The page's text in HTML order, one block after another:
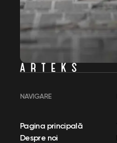
NAVIGARE
Pagina principală
Despre noi